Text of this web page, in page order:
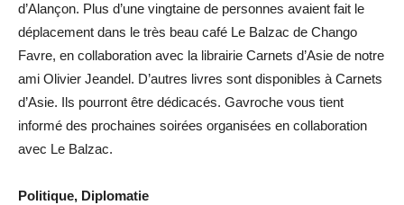
d’Alançon. Plus d’une vingtaine de personnes avaient fait le
déplacement dans le très beau café Le Balzac de Chango
Favre, en collaboration avec la librairie Carnets d’Asie de notre
ami Olivier Jeandel. D’autres livres sont disponibles à Carnets
d’Asie. Ils pourront être dédicacés. Gavroche vous tient
informé des prochaines soirées organisées en collaboration
avec Le Balzac.
Politique, Diplomatie